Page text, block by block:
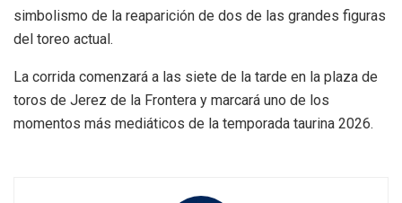
simbolismo de la reaparición de dos de las grandes figuras
del toreo actual.
La corrida comenzará a las siete de la tarde en la plaza de
toros de Jerez de la Frontera y marcará uno de los
momentos más mediáticos de la temporada taurina 2026.